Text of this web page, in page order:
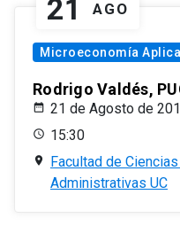
21 AGO
Microeconomía
Rodrigo Valdés,
21 de Agosto de
15:30
Facultad de
Administrativas UC